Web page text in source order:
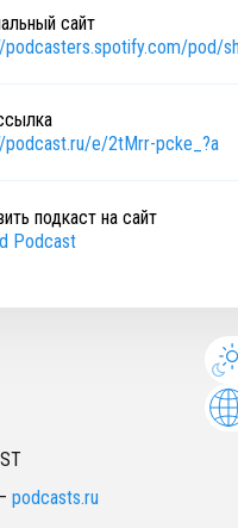
сайт
pod/
podcast.ru/e/2tMrr-pcke_?a
подкаст на сайт
Podcast
podcasts.ru